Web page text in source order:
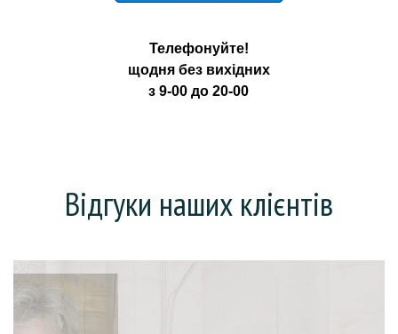
Телефонуйте!
щодня без вихідних
з 9-00 до 20-00
Відгуки наших клієнтів